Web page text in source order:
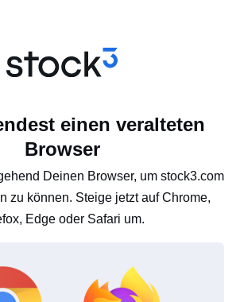
einen veralteten
Browser
Deinen Browser, um stock3.com
zu können. Steige jetzt auf Chrome,
Edge oder Safari um.